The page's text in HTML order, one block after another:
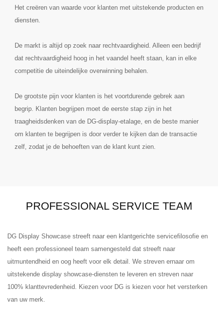
Het creëren van waarde voor klanten met uitstekende producten en
diensten.
De markt is altijd op zoek naar rechtvaardigheid. Alleen een bedrijf
dat rechtvaardigheid hoog in het vaandel heeft staan, kan in elke
competitie de uiteindelijke overwinning behalen.
De grootste pijn voor klanten is het voortdurende gebrek aan
begrip. Klanten begrijpen moet de eerste stap zijn in het
traagheidsdenken van de DG-display-etalage, en de beste manier
om klanten te begrijpen is door verder te kijken dan de transactie
zelf, zodat je de behoeften van de klant kunt zien.
PROFESSIONAL SERVICE TEAM
DG Display Showcase streeft naar een klantgerichte servicefilosofie en
heeft een professioneel team samengesteld dat streeft naar
uitmuntendheid en oog heeft voor elk detail. We streven ernaar om
uitstekende display showcase-diensten te leveren en streven naar
100% klanttevredenheid. Kiezen voor DG is kiezen voor het versterken
van uw merk.